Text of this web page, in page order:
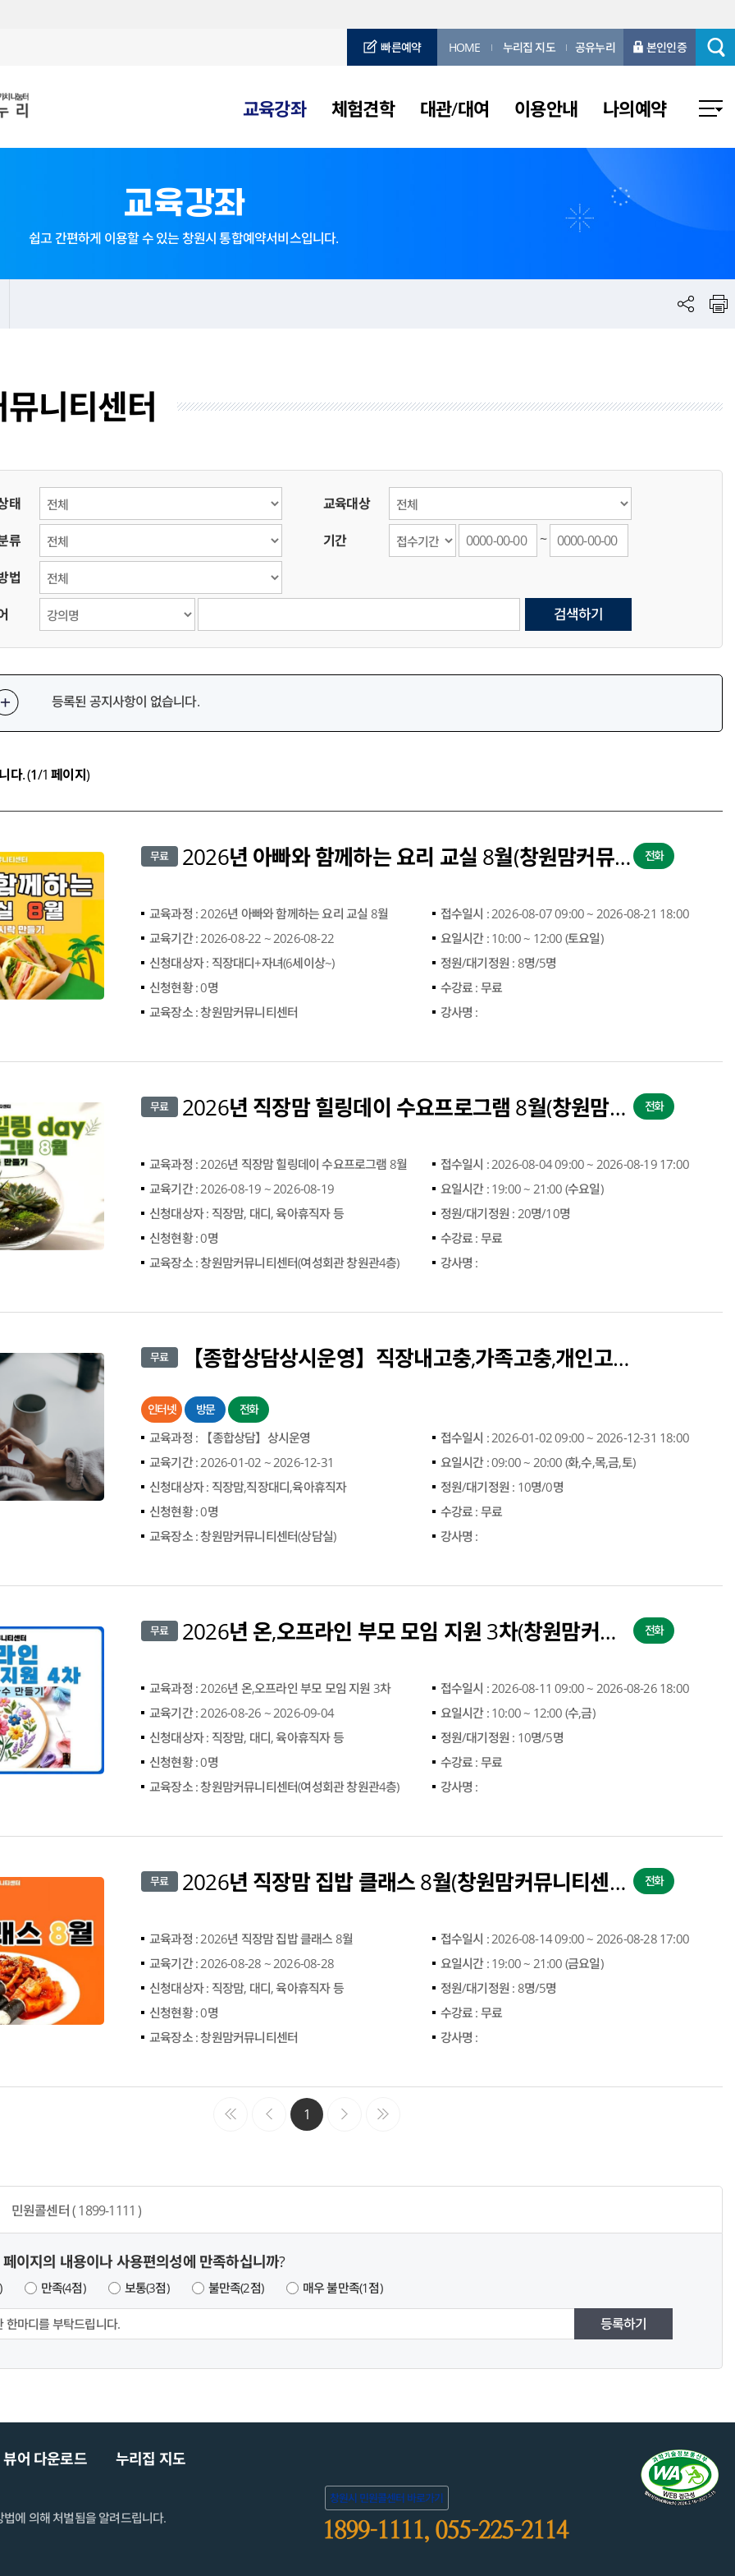
빠른예약 HOME 누리집 지도 공유누리 본인인증
교육강좌
정보화교육 자료실
의창구 성산구 마산합포구 마산회원구 진해구
이순신리더쉽 국제센터 창원과학체험관 창원시설공단
체험견학
창원문화예술교육센터
어린이테마체험존 부림창작공예촌
창원편백 치유의 숲 주남저수지 창원수목원 단감테마공원
대관/대여
3•15 해양누리공원 야외공연무대
마산합포수변공원 야외공연무대
마금산온천 족욕체험장 야외공연무대
올림픽공원 인조잔디 축구장 남산녹지공원 축구장 이동축구장
웅동2동 풋살장
풍호풋살장
소계체육공원 풋살장
석전동 주민운동장 족구장
귀산체육시설(족구장) 합성1동 주민운동장 족구장 소계체육공원 족구장
우산동 문화공원 테니스장 3․15 해양누리공원 테니스장
3·15 해양누리공원
3․15 해양누리공원
의창구 진해구
의창구 성산구 마산합포구
독서모임실 다락공방공간
이용안내 나의예약
교육강좌
쉽고 간편하게 이용할 수 있는 창원시 통합예약서비스입니다.
니티센터
태 교육대상
류 기간 ~
법
검색하기
등록된 공지사항이 없습니다.
다.(1/1 페이지)
무료 2026년 아빠와 함께하는 요리 교실 8월(창원맘커뮤니티센터) 전화
교육과정 :2026년 아빠와 함께하는 요리 교실 8월 접수일시 :2026-08-07 09:00 ~ 2026-08-21 18:00
교육기간 :2026-08-22 ~ 2026-08-22 요일시간 : 10:00 ~ 12:00 (토요일)
신청대상자 : 직장대디+자녀(6세이상~) 정원/대기정원 : 8명/5명
신청현황 :0명 수강료 : 무료
교육장소 : 창원맘커뮤니티센터 강사명 :
무료 2026년 직장맘 힐링데이 수요프로그램 8월(창원맘커뮤니티센터) 전화
교육과정 :2026년 직장맘 힐링데이 수요프로그램 8월 접수일시 :2026-08-04 09:00 ~ 2026-08-19 17:00
교육기간 :2026-08-19 ~ 2026-08-19 요일시간 : 19:00 ~ 21:00 (수요일)
신청대상자 : 직장맘, 대디, 육아휴직자 등 정원/대기정원 : 20명/10명
신청현황 :0명 수강료 : 무료
교육장소 : 창원맘커뮤니티센터(여성회관 창원관4층) 강사명 :
무료 【종합상담상시운영】직장내고충,가족고충,개인고충(창원맘커뮤니티센터)
인터넷 방문 전화
교육과정 : 【종합상담】상시운영 접수일시 :2026-01-02 09:00 ~ 2026-12-31 18:00
교육기간 :2026-01-02 ~ 2026-12-31 요일시간 :09:00 ~ 20:00 (화,수,목,금,토)
신청대상자 : 직장맘,직장대디,육아휴직자 정원/대기정원 : 10명/0명
신청현황 :0명 수강료 : 무료
교육장소 : 창원맘커뮤니티센터(상담실) 강사명 :
무료 2026년 온,오프라인 부모 모임 지원 3차(창원맘커뮤니티센터) 전화
교육과정 :2026년 온,오프라인 부모 모임 지원 3차 접수일시 :2026-08-11 09:00 ~ 2026-08-26 18:00
교육기간 :2026-08-26 ~ 2026-09-04 요일시간 : 10:00 ~ 12:00 (수,금)
신청대상자 : 직장맘, 대디, 육아휴직자 등 정원/대기정원 : 10명/5명
신청현황 :0명 수강료 : 무료
교육장소 : 창원맘커뮤니티센터(여성회관 창원관4층) 강사명 :
무료 2026년 직장맘 집밥 클래스 8월(창원맘커뮤니티센터) 전화
교육과정 :2026년 직장맘 집밥 클래스 8월 접수일시 :2026-08-14 09:00 ~ 2026-08-28 17:00
교육기간 :2026-08-28 ~ 2026-08-28 요일시간 : 19:00 ~ 21:00 (금요일)
신청대상자 : 직장맘, 대디, 육아휴직자 등 정원/대기정원 : 8명/5명
신청현황 :0명 수강료 : 무료
교육장소 : 창원맘커뮤니티센터 강사명 :
1
민원콜센터 ( 1899-1111 )
이지의 내용이나 사용편의성에 만족하십니까?
만족(4점) 보통(3점) 불만족(2점) 매우 불만족(1점)
등록하기
뷰어 다운로드 누리집 지도
에 의해 처벌됨을 알려드립니다.
창원시 민원콜센터 바로가기